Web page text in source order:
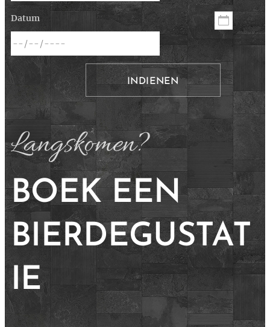
Datum
INDIENEN
Langskomen?
BOEK EEN
BIERDEGUSTAT
IE